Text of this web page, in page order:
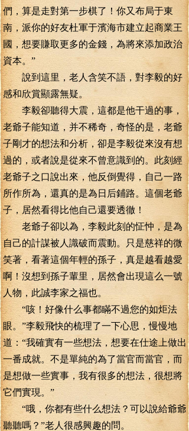
們，算是走對第一步棋了！你又布局于東
南，派你的好友杜軍于濱海市建立起商業王
國，想要賺取更多的金錢，為將來添加政治
資本。”
說到這里，老人含笑不語，對李毅的好
感和欣賞顯露無疑。
李毅卻聽得大震，這都是他干過的事，
老爺子能知道，并不稀奇，奇怪的是，老爺
子剛才的想法和分析，卻是李毅從來沒有想
過的，或者說是從來不曾意識到的。此刻經
老爺子之口說出來，他反倒覺得，自己一路
所作所為，還真的是為日后鋪路。這個老爺
子，居然看得比他自己還要透徹！
老爺子卻以為，李毅此刻的怔忡，是為
自己的計謀被人識破而震動。只是慈祥的微
笑著，看著這個年輕的孫子，真是越看越愛
啊！沒想到孫子輩里，居然會出現這么一號
人物，此誠李家之福也。
“咳！好像什么事都瞞不過您的如炬法
眼。”李毅飛快的梳理了一下心思，慢慢地
道：“我確實有一些想法，想要在仕途上做出
一番成就。不是單純的為了當官而當官，而
是想做一些實事，我有很多的想法，很想將
它們實現。”
“哦，你都有些什么想法？可以說給爺爺
聽聽嗎？”老人很感興趣的問。